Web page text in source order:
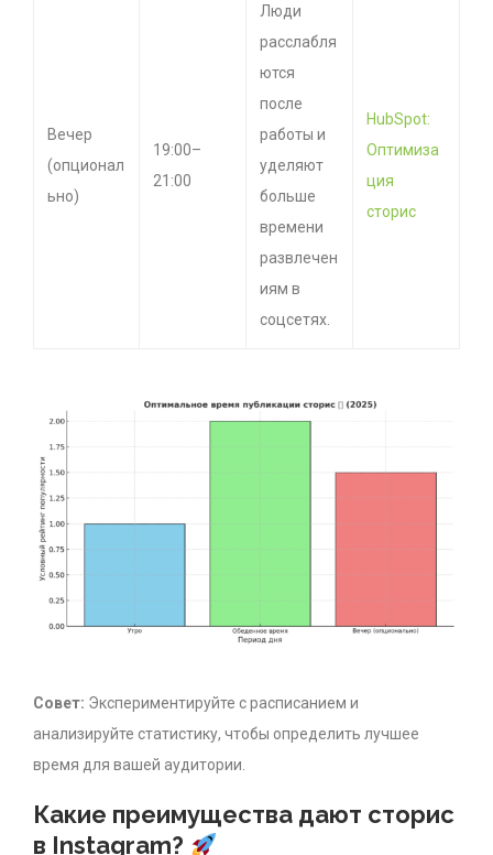
Вечер
(опционал
ьно)
19:00–
21:00
Люди
расслабля
ются
после
работы и
уделяют
больше
времени
развлечен
иям в
соцсетях.
HubSpot:
Оптимиза
ция
сторис
Совет: Экспериментируйте с расписанием и
анализируйте статистику, чтобы определить лучшее
время для вашей аудитории.
Какие преимущества дают сторис
в Instagram?